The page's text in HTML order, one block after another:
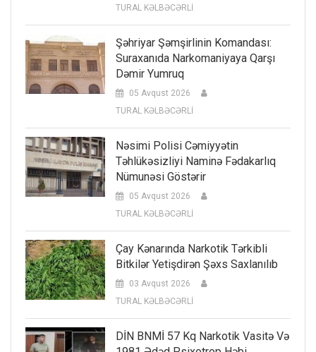
TURAL KƏLBƏCƏRLİ
Şəhriyar Şəmşirlinin Komandası:
Suraxanıda Narkomaniyaya Qarşı
Dəmir Yumruq
05 Avqust 2026
TURAL KƏLBƏCƏRLİ
Nəsimi Polisi Cəmiyyətin
Təhlükəsizliyi Naminə Fədakarlıq
Nümunəsi Göstərir
05 Avqust 2026
TURAL KƏLBƏCƏRLİ
Çay Kənarında Narkotik Tərkibli
Bitkilər Yetişdirən Şəxs Saxlanılıb
03 Avqust 2026
TURAL KƏLBƏCƏRLİ
DİN BNMİ 57 Kq Narkotik Vasitə Və